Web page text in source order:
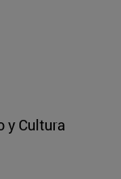
y Cultura